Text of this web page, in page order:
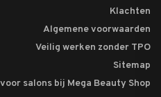
Klachten
Algemene voorwaarden
Veilig werken zonder TPO
Sitemap
salons bij Mega Beauty Shop